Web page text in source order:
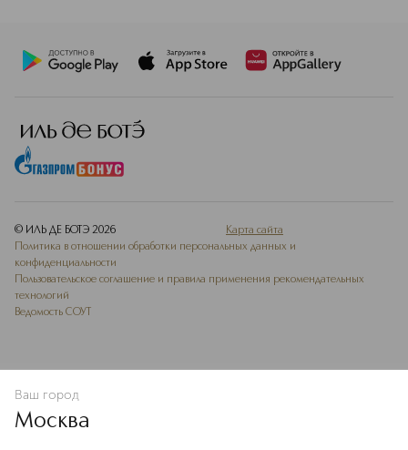
© ИЛЬ ДЕ БОТЭ 2026
Карта сайта
Политика в отношении обработки персональных данных и
конфиденциальности
Пользовательское соглашение и правила применения рекомендательных
технологий
Ведомость СОУТ
Ваш город
Москва